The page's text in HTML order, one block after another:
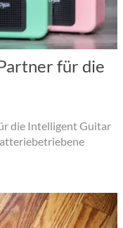
für die
die Intelligent Guitar